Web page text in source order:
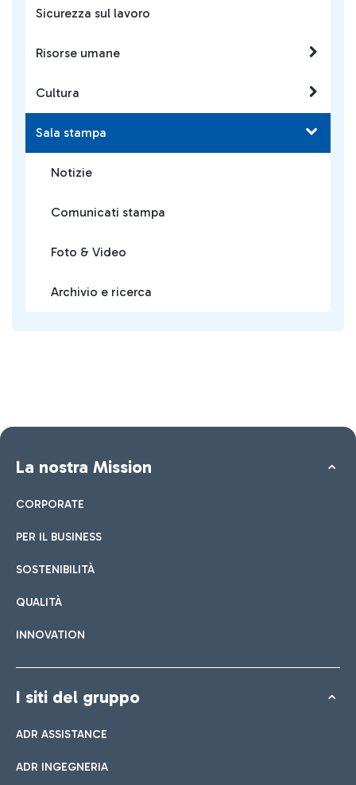
Sicurezza sul lavoro
Risorse umane
Cultura
Sala stampa
Notizie
Comunicati stampa
Foto & Video
Archivio e ricerca
La nostra Mission
CORPORATE
PER IL BUSINESS
SOSTENIBILITÀ
QUALITÀ
INNOVATION
I siti del gruppo
ADR ASSISTANCE
ADR INGEGNERIA